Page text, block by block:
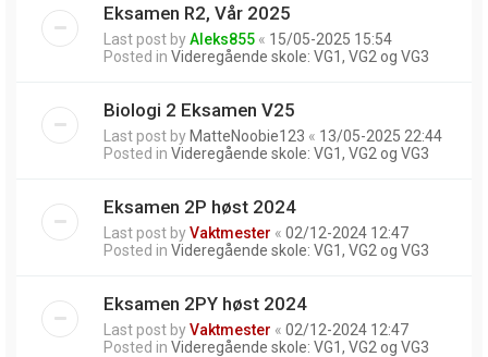
Eksamen R2, Vår 2025
Last post byAleks855 « 15/05-2025 15:54
Posted in Videregående skole: VG1, VG2 og VG3
Biologi 2 Eksamen V25
Last post by MatteNoobie123 « 13/05-2025 22:44
Posted in Videregående skole: VG1, VG2 og VG3
Eksamen 2P høst 2024
Last post byVaktmester « 02/12-2024 12:47
Posted in Videregående skole: VG1, VG2 og VG3
Eksamen 2PY høst 2024
Last post byVaktmester « 02/12-2024 12:47
Posted in Videregående skole: VG1, VG2 og VG3